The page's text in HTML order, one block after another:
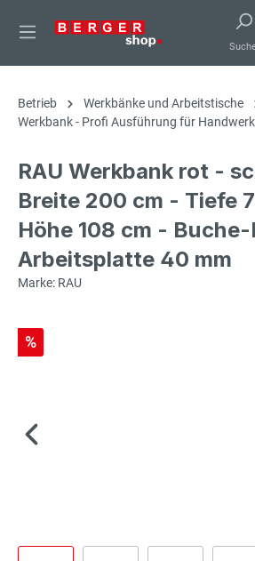
springen
Betrieb
Werkbänke und Arbeitstische
Werkbank - Profi Ausführung für
RAU Werkbank rot -
Breite 200 cm - Tiefe
Höhe 108 cm -
Arbeitsplatte 40 mm
Marke: RAU
%